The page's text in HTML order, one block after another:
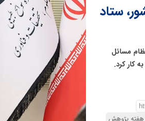
ستاد
مسائل
هفته پژوهش